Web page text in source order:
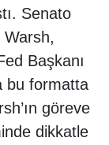
Senato
Warsh,
Başkanı
bu formatta
göreve
dikkatle